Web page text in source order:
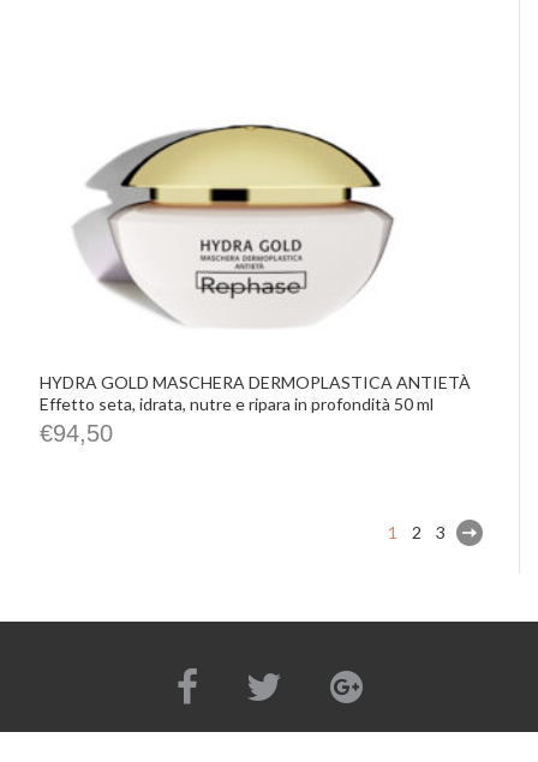
HYDRA GOLD MASCHERA DERMOPLASTICA ANTIETÀ
Effetto seta, idrata, nutre e ripara in profondità 50 ml
€94,50
1 2 3